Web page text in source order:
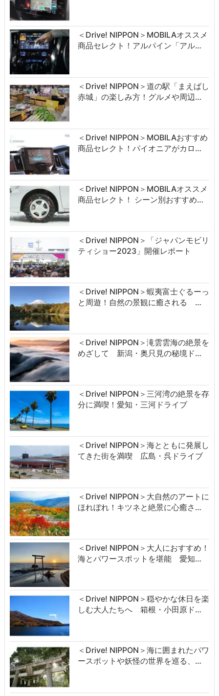
＜Drive! NIPPON＞MOBILAオススメ
商品セレクト！アルパイン「アル…
＜Drive! NIPPON＞道の駅「まえばし
赤城」の楽しみ方！グルメや周辺…
＜Drive! NIPPON＞MOBILAおすすめ
商品セレクト！パイオニアがカロ…
＜Drive! NIPPON＞MOBILAオススメ
商品セレクト！ シーン別おすすめ…
＜Drive! NIPPON＞「ジャパンモビリ
ティショー2023」開催レポート
＜Drive! NIPPON＞蝦夷富士ぐるーっ
と周遊！自然の景観に癒される …
＜Drive! NIPPON＞滝雲雲海の絶景を
めざして 新潟・奥只見の秘境ド…
＜Drive! NIPPON＞三河湾の絶景を存
分に満喫！愛知・三河ドライブ
＜Drive! NIPPON＞海とともに発展し
てきた街を満喫 広島・呉ドライブ
＜Drive! NIPPON＞大自然のアートに
ほれぼれ！キツネと絶景に心癒さ…
＜Drive! NIPPON＞大人におすすめ！
海とパワースポットを堪能 愛知…
＜Drive! NIPPON＞穏やかな休日を楽
しむ大人たちへ 箱根・小田原ド…
＜Drive! NIPPON＞海に囲まれたパワ
ースポットや妖怪の世界を巡る、…